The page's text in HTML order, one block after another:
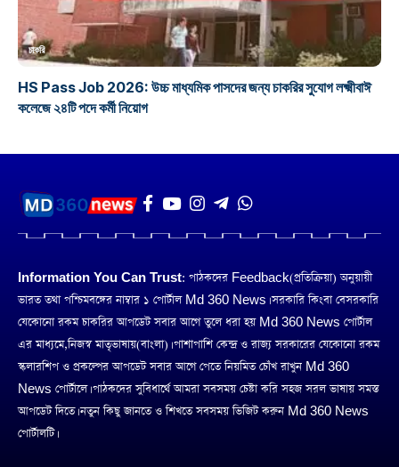
চাকরি
HS Pass Job 2026: উচ্চ মাধ্যমিক পাসদের জন্য চাকরির সুযোগ লক্ষ্মীবাঈ
কলেজে ২৪টি পদে কর্মী নিয়োগ
Information You Can Trust: পাঠকদের Feedback(প্রতিক্রিয়া) অনুয়ায়ী
ভারত তথা পশ্চিমবঙ্গের নাম্বার ১ পোর্টাল Md 360 News। সরকারি কিংবা বেসরকারি
যেকোনো রকম চাকরির আপডেট সবার আগে তুলে ধরা হয় Md 360 News পোর্টাল
এর মাধ্যমে,নিজস্ব মাতৃভাষায়(বাংলা)। পাশাপাশি কেন্দ্র ও রাজ্য সরকারের যেকোনো রকম
স্কলারশিপ ও প্রকল্পের আপডেট সবার আগে পেতে নিয়মিত চোঁখ রাখুন Md 360
News পোর্টালে। পাঠকদের সুবিধার্থে আমরা সবসময় চেষ্টা করি সহজ সরল ভাষায় সমস্ত
আপডেট দিতে। নতুন কিছু জানতে ও শিখতে সবসময় ভিজিট করুন Md 360 News
পোর্টালটি।